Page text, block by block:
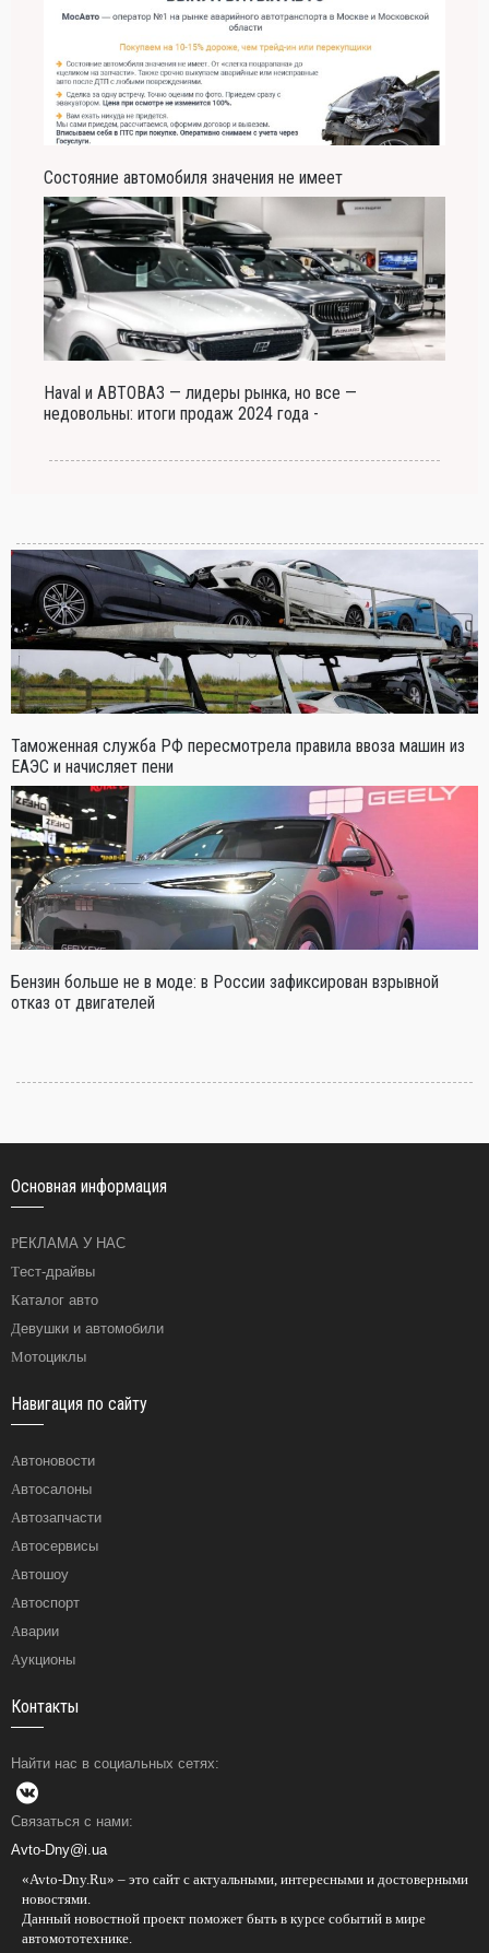
Состояние автомобиля значения не имеет
Haval и АВТОВАЗ — лидеры рынка, но все —
недовольны: итоги продаж 2024 года -
Таможенная служба РФ пересмотрела правила ввоза машин из
ЕАЭС и начисляет пени
Бензин больше не в моде: в России зафиксирован взрывной
отказ от двигателей
Основная информация
РЕКЛАМА У НАС
Тест-драйвы
Каталог авто
Девушки и автомобили
Мотоциклы
Навигация по сайту
Автоновости
Автосалоны
Автозапчасти
Автосервисы
Автошоу
Автоспорт
Аварии
Аукционы
Контакты
Найти нас в социальных сетях:
Связаться с нами:
Avto-Dny@i.ua
«Avto-Dny.Ru» – это сайт с актуальными, интересными и достоверными
новостями.
Данный новостной проект поможет быть в курсе событий в мире
автомототехнике.